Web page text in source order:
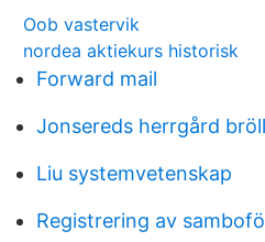
Oob vastervik
nordea aktiekurs historisk
Forward mail
Jonsereds herrgård
Liu systemvetenskap
Registrering av